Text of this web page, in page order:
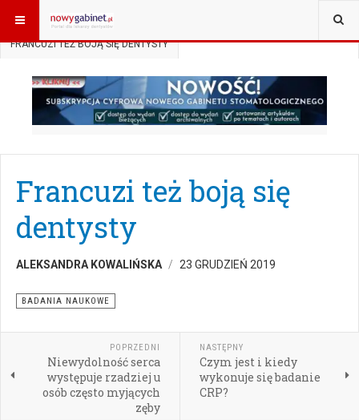
JESTEŚ TUTAJ: START
FRANCUZI TEŻ BOJĄ SIĘ DENTYSTY
Francuzi też boją się
dentysty
ALEKSANDRA KOWALIŃSKA 23 GRUDZIEŃ 2019
BADANIA NAUKOWE
POPRZEDNI
Niewydolność serca
występuje rzadziej u
osób często myjących
zęby
NASTĘPNY
Czym jest i kiedy
wykonuje się badanie
CRP?